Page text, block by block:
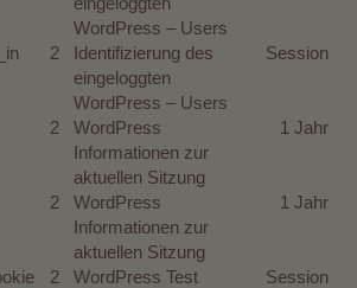
WordPress – Users
2
Identifizierung des
eingeloggten
WordPress – Users
Session
2
WordPress
Informationen zur
aktuellen Sitzung
1 Jahr
2
WordPress
Informationen zur
aktuellen Sitzung
1 Jahr
2
WordPress Test
Session